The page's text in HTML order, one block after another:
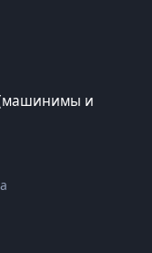
(машинимы и